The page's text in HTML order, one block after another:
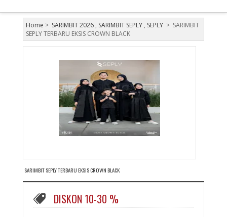
Home > SARIMBIT 2026, SARIMBIT SEPLY, SEPLY > SARIMBIT
SEPLY TERBARU EKSIS CROWN BLACK
SARIMBIT SEPLY TERBARU EKSIS CROWN BLACK
DISKON 10-30 %